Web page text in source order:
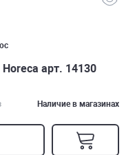
арт. 14130
Наличие в магазинах